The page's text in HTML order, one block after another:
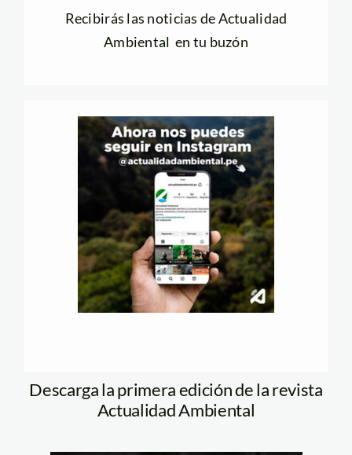
Recibirás las noticias de Actualidad
Ambiental en tu buzón
Descarga la primera edición de la revista
Actualidad Ambiental